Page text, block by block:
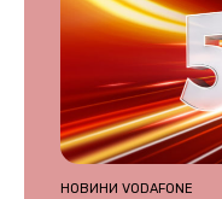
НОВИНИ VODAFONE